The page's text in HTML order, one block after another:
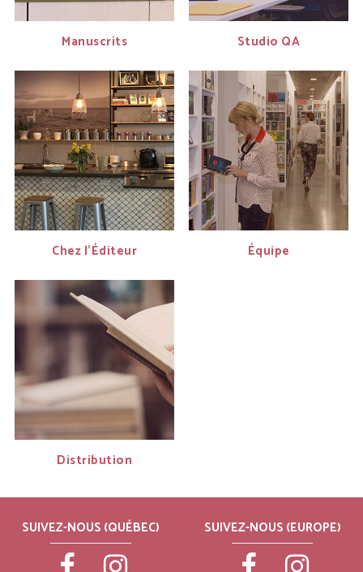
Manuscrits Studio QA
Chez l'Éditeur Équipe
Distribution
SUIVEZ-NOUS (QUÉBEC) SUIVEZ-NOUS (EUROPE)